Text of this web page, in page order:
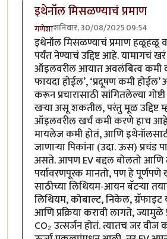
इथेनॉल मिसळण्याचं प्रमाण
गणेशाशनिवार, 30/08/2025 09:54
इथेनॉल मिसळण्याचं प्रमाण हळूहळू
पर्यंत नेण्याचं उद्दिष्ट आहे. यामागचं
ऑइलवरील आयात अवलंबित्व कमी
फायदा होईल’, ‘प्रदूषण कमी होईल’
करून प्रचारासाठी सांगितलेल्या
खऱ्या असू शकतील, परंतु मूळ उद्दिष्ट
ऑइलवरील खर्च कमी करणे हाच
मायलेज कमी होतं, आणि
जाणाऱ्या पिकांना (उदा. ऊस) प्रचंड
असते. आपण EV बद्दल बोलतो आणि
पर्यावरणपूरक मानतो, पण हे पूर्णपणे
साठीच्या लिथियम-आयन बॅटऱ्या
लिथियम, कोबाल्ट, निकेल,
आणि प्रक्रिया करावी लागते, ज्यामुळे
CO₂ उत्सर्जन होतं. त्यातच जर